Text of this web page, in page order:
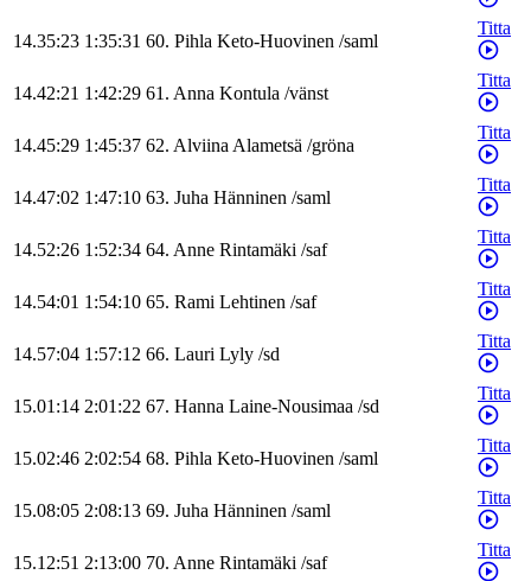
14.35:23 1:35:31 60. Pihla Keto-Huovinen /saml
Titta
14.42:21 1:42:29 61. Anna Kontula /vänst
Titta
14.45:29 1:45:37 62. AlviinaAlametsä /gröna
Titta
14.47:02 1:47:10 63. Juha Hänninen /saml
Titta
14.52:26 1:52:34 64. Anne Rintamäki /saf
Titta
14.54:01 1:54:10 65. Rami Lehtinen /saf
Titta
14.57:04 1:57:12 66. Lauri Lyly /sd
Titta
15.01:14 2:01:22 67. Hanna Laine-Nousimaa /sd
Titta
15.02:46 2:02:54 68. Pihla Keto-Huovinen /saml
Titta
15.08:05 2:08:13 69. Juha Hänninen /saml
Titta
15.12:51 2:13:00 70. Anne Rintamäki /saf
Titta